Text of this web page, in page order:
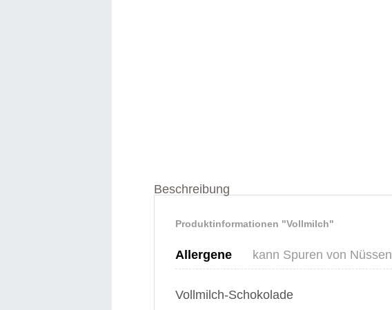
Beschreibung
Produktinformationen "Vollmilch"
Allergene kann Spuren von
Vollmilch-Schokolade